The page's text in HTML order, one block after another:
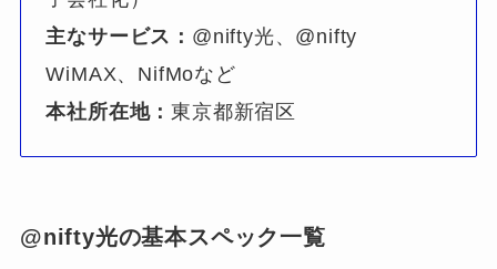
主なサービス： @nifty光、@nifty
WiMAX、NifMoなど
本社所在地：東京都新宿区
@nifty光の基本スペック一覧